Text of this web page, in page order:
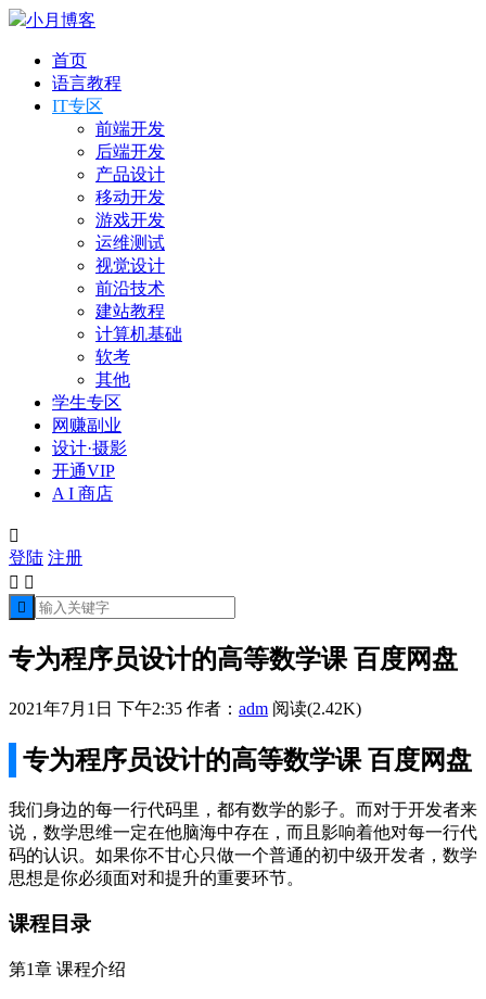
小月博客
首页
语言教程
IT专区
前端开发
后端开发
产品设计
移动开发
游戏开发
运维测试
视觉设计
前沿技术
建站教程
计算机基础
软考
其他
学生专区
网赚副业
设计·摄影
开通VIP
A I 商店

登陆 注册
 

专为程序员设计的高等数学课 百度网盘
2021年7月1日 下午2:35 作者： adm 阅读(2.42K)
专为程序员设计的高等数学课 百度网盘
我们身边的每一行代码里，都有数学的影子。而对于开发者来
说，数学思维一定在他脑海中存在，而且影响着他对每一行代
码的认识。如果你不甘心只做一个普通的初中级开发者，数学
思想是你必须面对和提升的重要环节。
课程目录
第1章 课程介绍